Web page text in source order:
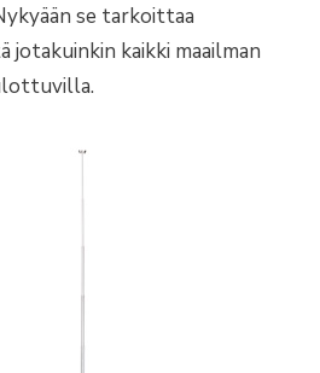
se tarkoittaa
jotakuinkin kaikki maailman